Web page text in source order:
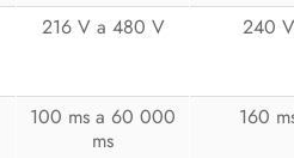
216 V a 480 V 240 V
100 ms a 60 000
ms
160